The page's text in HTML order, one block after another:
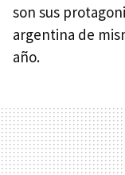
son sus
argentina de
año.